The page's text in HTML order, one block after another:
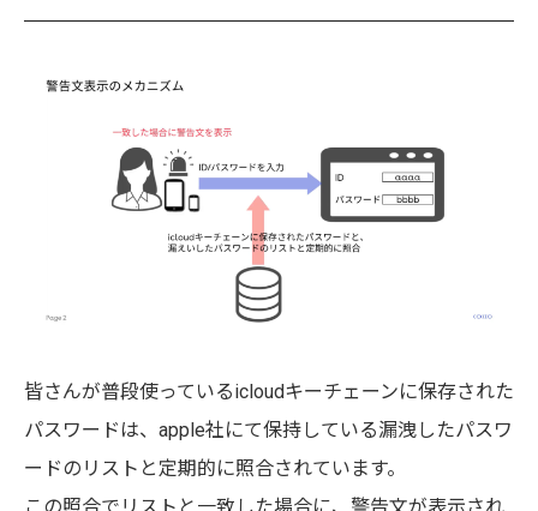
皆さんが普段使っているicloudキーチェーンに保存された
パスワードは、apple社にて保持している漏洩したパスワ
ードのリストと定期的に照合されています。